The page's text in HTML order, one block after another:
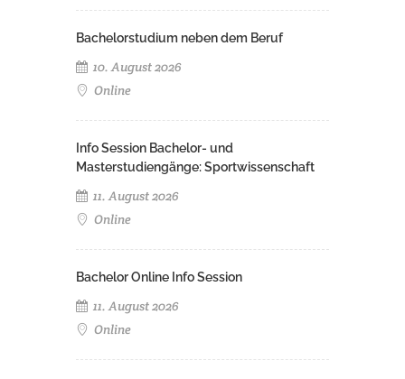
Bachelorstudium neben dem Beruf
10. August 2026
Online
Info Session Bachelor- und
Masterstudiengänge: Sportwissenschaft
11. August 2026
Online
Bachelor Online Info Session
11. August 2026
Online